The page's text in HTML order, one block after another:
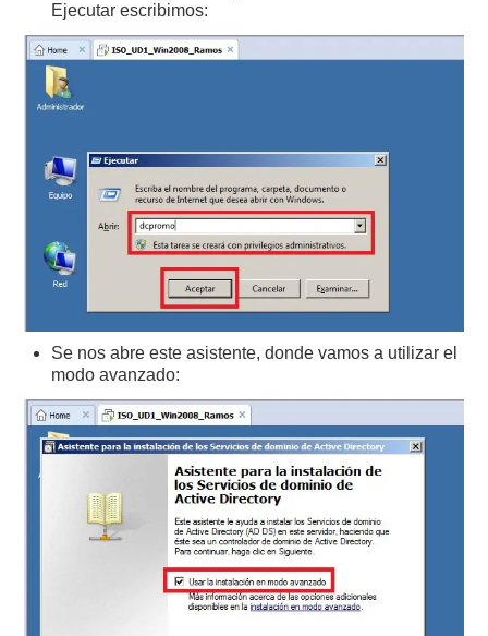
Ejecutar escribimos:
Se nos abre este asistente, donde vamos a utilizar el
modo avanzado: